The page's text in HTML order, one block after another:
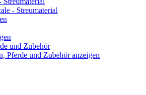
- Streumaterial
und Zubehör
Pferde und Zubehör anzeigen